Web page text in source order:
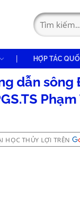
HỢP TÁC
dẫn sông
Phạm
HỌC THỦY LỢI TRÊN